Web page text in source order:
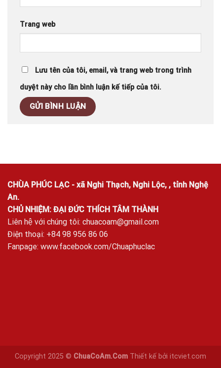
Trang web
Lưu tên của tôi, email, và trang web trong trình
duyệt này cho lần bình luận kế tiếp của tôi.
CHÙA PHÚC LẠC - xã Nghi Thạch, Nghi Lộc, , tỉnh Nghệ
An.
CHỦ NHIỆM: ĐẠI ĐỨC THÍCH TÂM THÀNH
Liên hệ với chúng tôi: chuacoam@gmail.com
Điện thoại: +84 98 956 86 06
Fanpage: www.facebook.com/Chuaphuclac
Copyright 2025 © ChuaCoAm.Com Thiết kế bởi itcviet.com